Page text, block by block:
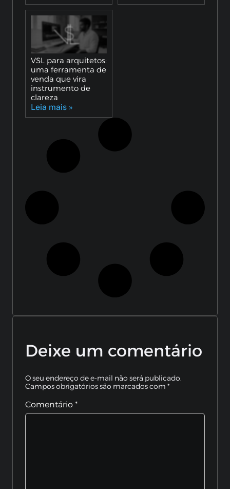
VSL para arquitetos:
uma ferramenta de
venda que vira
instrumento de
clareza
Leia mais »
Deixe um comentário
O seu endereço de e-mail não será publicado.
Campos obrigatórios são marcados com *
Comentário *